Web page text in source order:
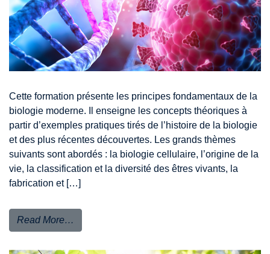
Cette formation présente les principes fondamentaux de la
biologie moderne. Il enseigne les concepts théoriques à
partir d’exemples pratiques tirés de l’histoire de la biologie
et des plus récentes découvertes. Les grands thèmes
suivants sont abordés : la biologie cellulaire, l’origine de la
vie, la classification et la diversité des êtres vivants, la
fabrication et […]
Read More…